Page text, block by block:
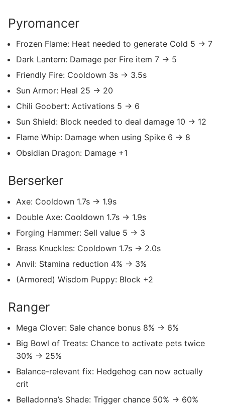
Pyromancer
Frozen Flame: Heat needed to generate Cold 5 -> 7
Dark Lantern: Damage per Fire item 7 -> 5
Friendly Fire: Cooldown 3s -> 3.5s
Sun Armor: Heal 25 -> 20
Chili Goobert: Activations 5 -> 6
Sun Shield: Block needed to deal damage 10 -> 12
Flame Whip: Damage when using Spike 6 -> 8
Obsidian Dragon: Damage +1
Berserker
Axe: Cooldown 1.7s -> 1.9s
Double Axe: Cooldown 1.7s -> 1.9s
Forging Hammer: Sell value 5 -> 3
Brass Knuckles: Cooldown 1.7s -> 2.0s
Anvil: Stamina reduction 4% -> 3%
(Armored) Wisdom Puppy: Block +2
Ranger
Mega Clover: Sale chance bonus 8% -> 6%
Big Bowl of Treats: Chance to activate pets twice
30% -> 25%
Balance-relevant fix: Hedgehog can now actually
crit
Belladonna’s Shade: Trigger chance 50% -> 60%